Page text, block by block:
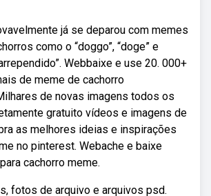
já se deparou com memes
como o “doggo”, “doge” e
Webbaixe e use 20. 000+
de meme de cachorro
de novas imagens todos os
gratuito vídeos e imagens de
as melhores ideias e inspirações
no pinterest. Webache e baixe
cachorro meme.
fotos de arquivo e arquivos psd.